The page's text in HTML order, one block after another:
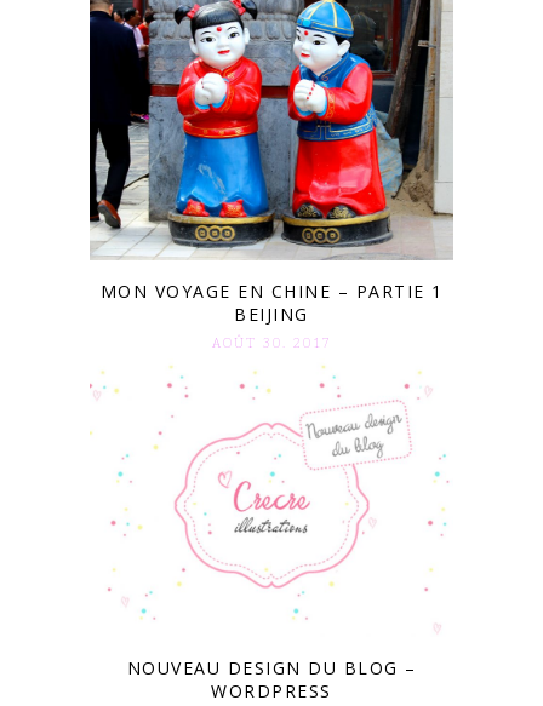
MON VOYAGE EN CHINE – PARTIE 1
BEIJING
AOÛT 30. 2017
NOUVEAU DESIGN DU BLOG –
WORDPRESS